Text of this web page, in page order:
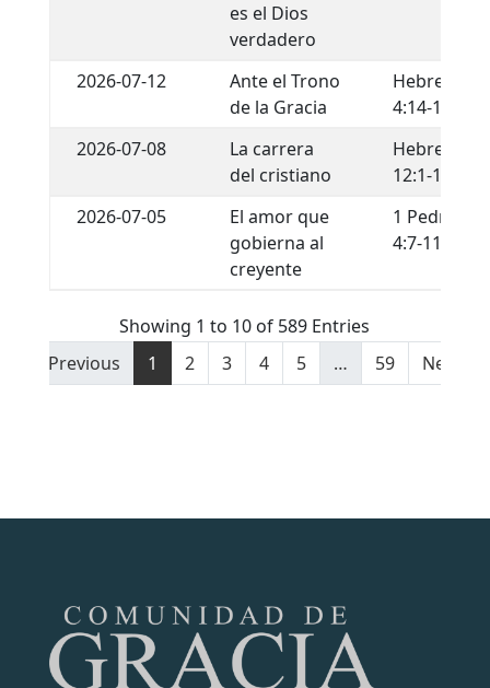
es el Dios
verdadero
2026-07-12
Ante el Trono
de la Gracia
Hebreos
4:14-16
2026-07-08
La carrera
del cristiano
Hebreos
12:1-13
2026-07-05
El amor que
gobierna al
creyente
1 Pedro
4:7-11
Showing 1 to 10 of 589 Entries
Previous
1 2 3 4 5 … 59 Next